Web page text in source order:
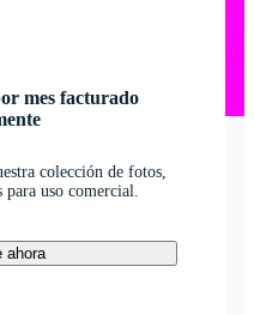
mes facturado
colección de fotos,
uso comercial.
ahora